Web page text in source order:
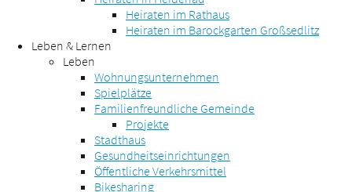
Heiraten im Rathaus
Heiraten im Barockgarten Großsedlitz
Leben & Lernen
Leben
Wohnungsunternehmen
Spielplätze
Familienfreundliche Gemeinde
Projekte
Stadthaus
Gesundheitseinrichtungen
Öffentliche Verkehrsmittel
Bikesharing